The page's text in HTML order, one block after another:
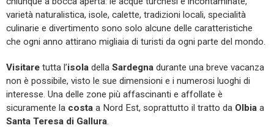
varietà naturalistica, isole, calette, tradizioni locali, specialità
culinarie e divertimento sono solo alcune delle caratteristiche
che ogni anno attirano migliaia di turisti da ogni parte del mondo.
Visitare tutta l’isola della Sardegna durante una breve vacanza
non è possibile, visto le sue dimensioni e i numerosi luoghi di
interesse. Una delle zone più affascinanti e affollate è
sicuramente la costa a Nord Est, soprattutto il tratto da Olbia a
Santa Teresa di Gallura.